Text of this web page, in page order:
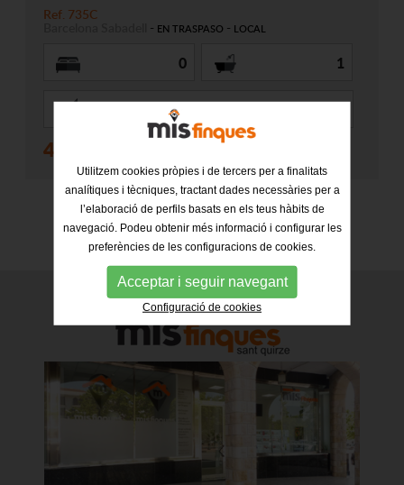
Ref. 735C
- EN TRASPASO - LOCAL
0 1
40.000 €
Utilitzem cookies pròpies i de tercers per a finalitats
analítiques i tècniques, tractant dades necessàries per a
l’elaboració de perfils basats en els teus hàbits de
navegació. Podeu obtenir més informació i configurar les
preferències de les configuracions de cookies.
Acceptar i seguir navegant
Configuració de cookies